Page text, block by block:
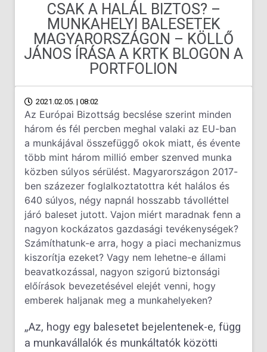
CSAK A HALÁL BIZTOS? –
MUNKAHELYI BALESETEK
MAGYARORSZÁGON – KÖLLŐ
JÁNOS ÍRÁSA A KRTK BLOGON A
PORTFOLION
2021.02.05. | 08:02
Az Európai Bizottság becslése szerint minden
három és fél percben meghal valaki az EU-ban
a munkájával összefüggő okok miatt, és évente
több mint három millió ember szenved munka
közben súlyos sérülést. Magyarországon 2017-
ben százezer foglalkoztatottra két halálos és
640 súlyos, négy napnál hosszabb távolléttel
járó baleset jutott. Vajon miért maradnak fenn a
nagyon kockázatos gazdasági tevékenységek?
Számíthatunk-e arra, hogy a piaci mechanizmus
kiszorítja ezeket? Vagy nem lehetne-e állami
beavatkozással, nagyon szigorú biztonsági
előírások bevezetésével elejét venni, hogy
emberek haljanak meg a munkahelyeken?
„Az, hogy egy balesetet bejelentenek-e, függ
a munkavállalók és munkáltatók közötti